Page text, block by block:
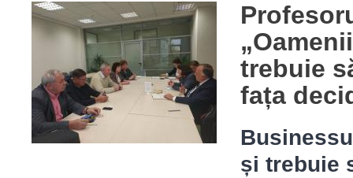
trebuie
fața
și trebuie